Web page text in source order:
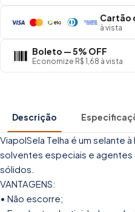
Cartão
à vista
Boleto — 5% OFF
Economize R$ 1,68 à vista
Descrição
ViapolSela Telha é um selante
solventes especiais e
sólidos.
VANTAGENS:
• Não escorre;